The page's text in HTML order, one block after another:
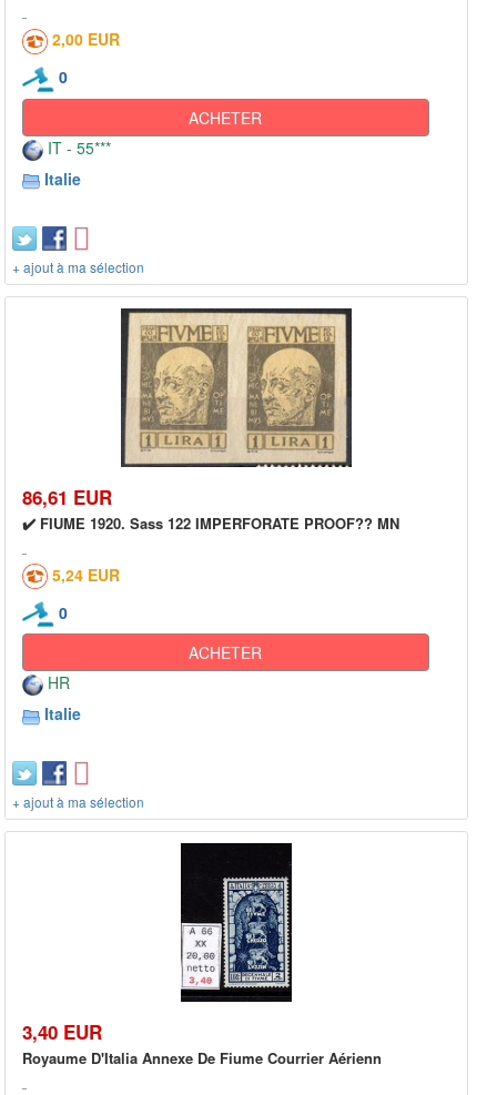
2,00 EUR
0
ACHETER
IT - 55***
Italie
+ ajout à ma sélection
86,61 EUR
✔️ FIUME 1920. Sass 122 IMPERFORATE PROOF?? MN
5,24 EUR
0
ACHETER
HR
Italie
+ ajout à ma sélection
3,40 EUR
Royaume D'Italia Annexe De Fiume Courrier Aérienn